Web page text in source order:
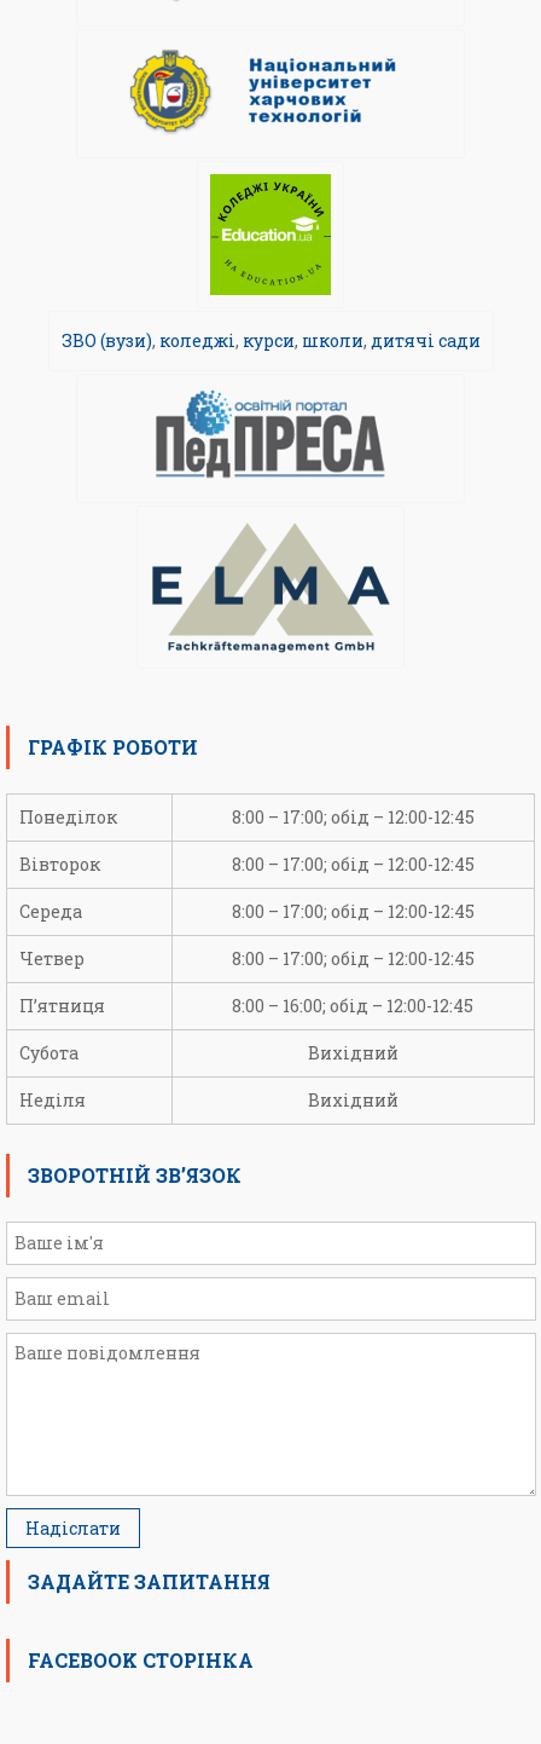
ЗВО (вузи), коледжі, курси, школи, дитячі сади
ГРАФІК РОБОТИ
Понеділок 8:00 – 17:00; обід – 12:00-12:45
Вівторок 8:00 – 17:00; обід – 12:00-12:45
Середа 8:00 – 17:00; обід – 12:00-12:45
Четвер 8:00 – 17:00; обід – 12:00-12:45
П’ятниця 8:00 – 16:00; обід – 12:00-12:45
Субота Вихідний
Неділя Вихідний
ЗВОРОТНІЙ ЗВ’ЯЗОК
ЗАДАЙТЕ ЗАПИТАННЯ
FACEBOOK СТОРІНКА